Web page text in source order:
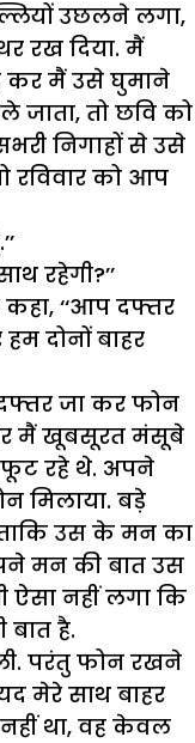
उछलने लगा,
रख दिया. मैं
कर मैं उसे घुमाने
जाता, तो छवि को
निगाहों से उसे
रविवार को आप
रहेगी?’’
कहा, ‘‘आप दफ्तर
दोनों बाहर
दफ्तर जा कर फोन
मैं खूबसूरत मंसूबे
फूट रहे थे. अपने
मिलाया. बड़े
ताकि उस के मन का
मन की बात उस
ऐसा नहीं लगा कि
है.
परंतु फोन रखने
मेरे साथ बाहर
था, वह केवल